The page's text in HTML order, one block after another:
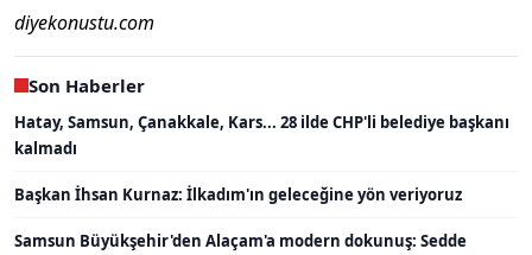
diyekonustu.com
Son Haberler
Hatay, Samsun, Çanakkale, Kars... 28 ilde CHP'li belediye başkanı
kalmadı
Başkan İhsan Kurnaz: İlkadım'ın geleceğine yön veriyoruz
Samsun Büyükşehir'den Alaçam'a modern dokunuş: Sedde